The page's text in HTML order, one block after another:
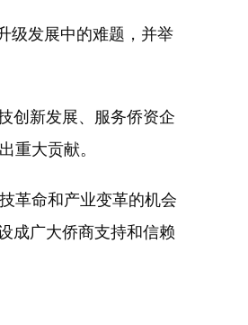
级发展中的难题，并举
创新发展、服务侨资企
重大贡献。
革命和产业变革的机会
成广大侨商支持和信赖